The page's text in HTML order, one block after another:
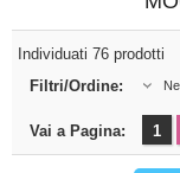
Individuati 76 prodotti
Filtri/Ordine:
Vai a Pagina: 1